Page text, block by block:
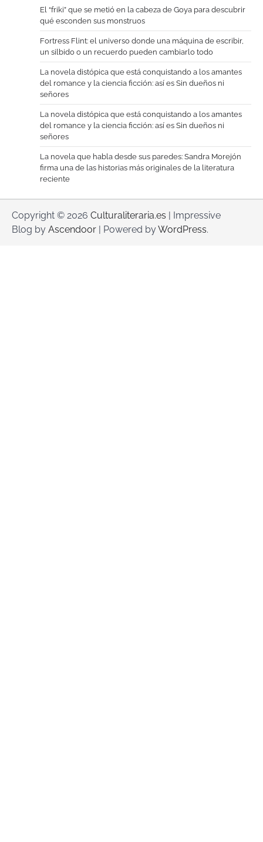
El “friki” que se metió en la cabeza de Goya para descubrir
qué esconden sus monstruos
Fortress Flint: el universo donde una máquina de escribir,
un silbido o un recuerdo pueden cambiarlo todo
La novela distópica que está conquistando a los amantes
del romance y la ciencia ficción: así es Sin dueños ni
señores
La novela distópica que está conquistando a los amantes
del romance y la ciencia ficción: así es Sin dueños ni
señores
La novela que habla desde sus paredes: Sandra Morejón
firma una de las historias más originales de la literatura
reciente
Copyright © 2026 Culturaliteraria.es | Impressive
Blog by Ascendoor | Powered byWordPress.